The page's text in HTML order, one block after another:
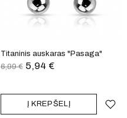
Titaninis auskaras "Pasaga"
6,99 € 5,94 €
Į KREPŠELĮ